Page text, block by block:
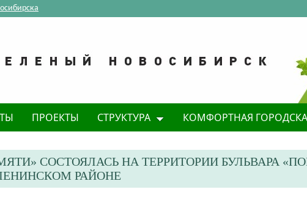
ПРОЕКТЫ СТРУКТУРА КОМФОРТНАЯ
СОСТОЯЛАСЬ НА ТЕРРИТОРИИ БУЛЬВАРА
РАЙОНЕ